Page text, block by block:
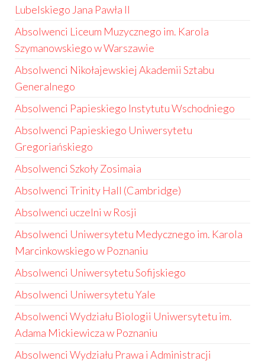
Lubelskiego Jana Pawła II
Absolwenci Liceum Muzycznego im. Karola
Szymanowskiego w Warszawie
Absolwenci Nikołajewskiej Akademii Sztabu
Generalnego
Absolwenci Papieskiego Instytutu Wschodniego
Absolwenci Papieskiego Uniwersytetu
Gregoriańskiego
Absolwenci Szkoły Zosimaia
Absolwenci Trinity Hall (Cambridge)
Absolwenci uczelni w Rosji
Absolwenci Uniwersytetu Medycznego im. Karola
Marcinkowskiego w Poznaniu
Absolwenci Uniwersytetu Sofijskiego
Absolwenci Uniwersytetu Yale
Absolwenci Wydziału Biologii Uniwersytetu im.
Adama Mickiewicza w Poznaniu
Absolwenci Wydziału Prawa i Administracji